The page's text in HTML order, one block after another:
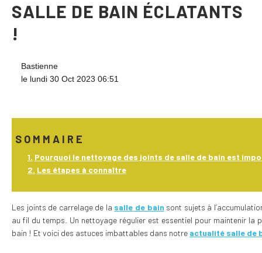
SALLE DE BAIN ÉCLATANTS
!
Bastienne
le lundi 30 Oct 2023 06:51
SOMMAIRE
Pourquoi le nettoyage des joints de salle de bain est
Les étapes à connaître
Les joints de carrelage de la salle de bain sont sujets à
au fil du temps. Un nettoyage régulier est essentiel pour maintenir la
bain ! Et voici des astuces imbattables dans notre actualité salle de